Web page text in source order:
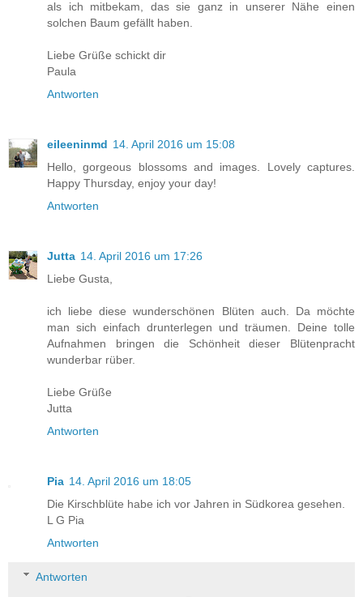
als ich mitbekam, das sie ganz in unserer Nähe einen
solchen Baum gefällt haben.
Liebe Grüße schickt dir
Paula
Antworten
eileeninmd 14. April 2016 um 15:08
Hello, gorgeous blossoms and images. Lovely captures.
Happy Thursday, enjoy your day!
Antworten
Jutta 14. April 2016 um 17:26
Liebe Gusta,
ich liebe diese wunderschönen Blüten auch. Da möchte
man sich einfach drunterlegen und träumen. Deine tolle
Aufnahmen bringen die Schönheit dieser Blütenpracht
wunderbar rüber.
Liebe Grüße
Jutta
Antworten
Pia 14. April 2016 um 18:05
Die Kirschblüte habe ich vor Jahren in Südkorea gesehen.
L G Pia
Antworten
Antworten